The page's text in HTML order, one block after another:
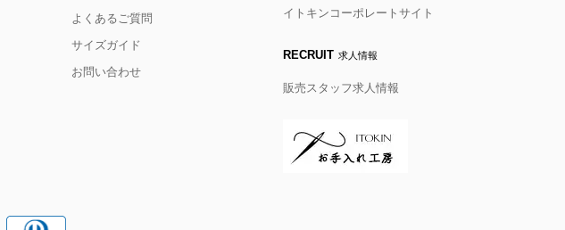
よくあるご質問
サイズガイド
お問い合わせ
イトキンコーポレートサイト
RECRUIT 求人情報
販売スタッフ求人情報